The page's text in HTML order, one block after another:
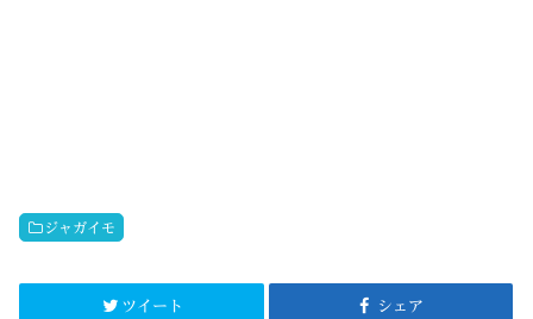
ジャガイモ
ツイート シェア